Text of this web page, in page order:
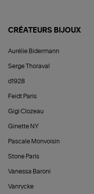
CRÉATEURS BIJOUX
Aurélie Bidermann
Serge Thoraval
d1928
Feidt Paris
Gigi Clozeau
Ginette NY
Pascale Monvoisin
Stone Paris
Vanessa Baroni
Vanrycke